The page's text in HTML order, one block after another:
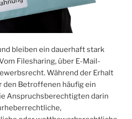
bleiben ein dauerhaft stark
Filesharing, über E-Mail-
Während der Erhalt
den Betroffenen häufig ein
Anspruchsberechtigten darin